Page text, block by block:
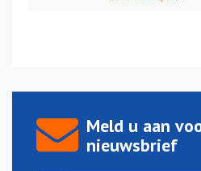
Meld u aan
nieuwsbrief